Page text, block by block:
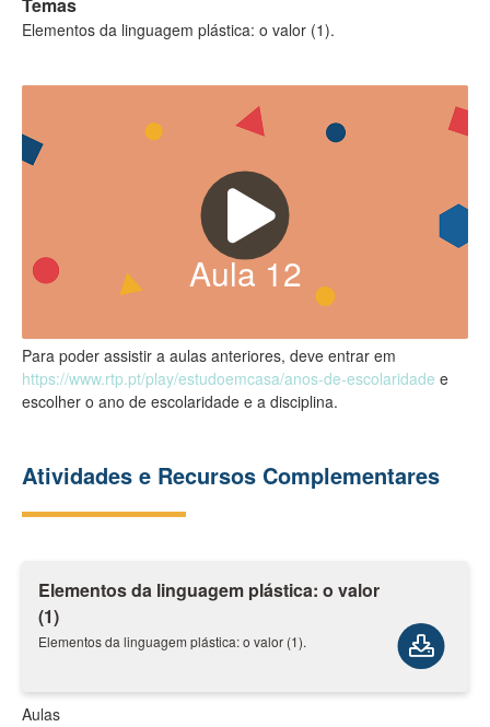
Elementos da linguagem plástica: o valor (1).
Aula12
Para poder assistir a aulas anteriores, deve entrar em
https://www.rtp.pt/play/estudoemcasa/anos-de-escolaridade e
escolher o ano de escolaridade e a disciplina.
Atividades e Recursos Complementares
Elementos da linguagem plástica: o valor
(1)
Elementos da linguagem plástica: o valor (1).
Aulas